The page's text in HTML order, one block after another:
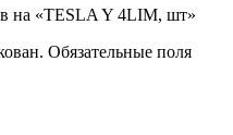
на «TESLA Y 4LIM, шт»
Обязательные поля